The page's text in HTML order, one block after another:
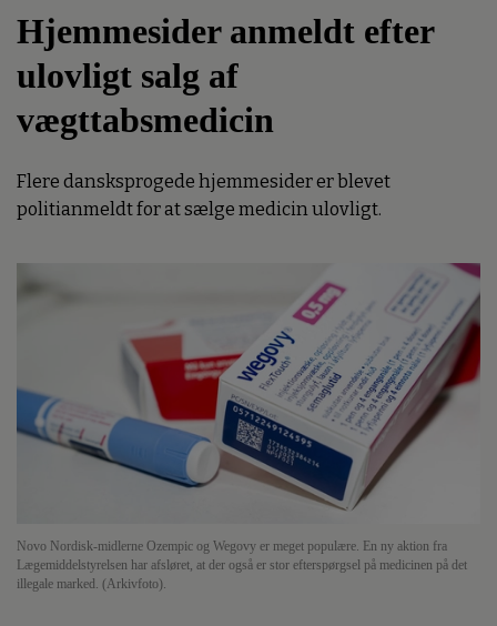
Hjemmesider anmeldt efter
ulovligt salg af
vægttabsmedicin
Flere dansksprogede hjemmesider er blevet
politianmeldt for at sælge medicin ulovligt.
Novo Nordisk-midlerne Ozempic og Wegovy er meget populære. En ny aktion fra
Lægemiddelstyrelsen har afsløret, at der også er stor efterspørgsel på medicinen på det
illegale marked. (Arkivfoto).